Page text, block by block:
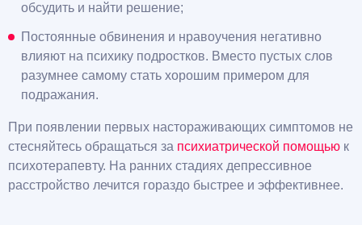
обсудить и найти решение;
Постоянные обвинения и нравоучения негативно
влияют на психику подростков. Вместо пустых слов
разумнее самому стать хорошим примером для
подражания.
При появлении первых настораживающих симптомов не
стесняйтесь обращаться за психиатрической помощью к
психотерапевту. На ранних стадиях депрессивное
расстройство лечится гораздо быстрее и эффективнее.